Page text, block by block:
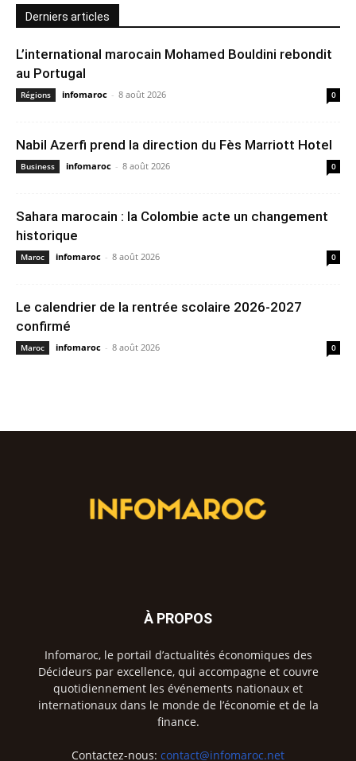
Derniers articles
L’international marocain Mohamed Bouldini rebondit
au Portugal
Régions infomaroc - 8 août 2026 0
Nabil Azerfi prend la direction du Fès Marriott Hotel
Business infomaroc - 8 août 2026 0
Sahara marocain : la Colombie acte un changement
historique
Maroc infomaroc - 8 août 2026 0
Le calendrier de la rentrée scolaire 2026-2027
confirmé
Maroc infomaroc - 8 août 2026 0
À PROPOS
Infomaroc, le portail d’actualités économiques des
Décideurs par excellence, qui accompagne et couvre
quotidiennement les événements nationaux et
internationaux dans le monde de l’économie et de la
finance.
Contactez-nous: contact@infomaroc.net